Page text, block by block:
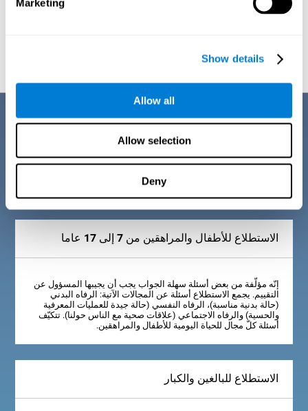
Marketing
Show details
Allow all
Allow selection
Deny
أنّ الشخص له صعوبات لإجراء القراءة ويحتاج إلى خطة عمل مناسب
وصف استبيان المعايير التشخيصية
في حياتنا اليومية نستعمل القراءة باستمرار، عندما نشتري أو نعمل أو نتمتّع
من كتاب. لذلك، إنّه مهمّ أن نراجع أي ضعف لهذه المنطقة المعرفية وبعض
المميزات والإشارات. تشير هذه الإشارات إلى معلومات مهمّة عن حالة
الشخص المعرفية. لذلك، الخطوة الاولى لمجموعة تقييم فهم القراءة
لكوجنيفيت (CAB-RC) هي استطلاع حول الرفاه البدني، العقلي والاجتماعي
بحسب عمر المستخدم.
الاستطلاع للأطفال والمراهقين من 7 إلى 17 عاما
إنّه مؤلّفة من بعض أسئلة سهلة الجواب يجب أن يجيبها المسؤول عن
التقييم. يجمع الاستطلاع أسئلة عن المجالات الآتية: الرفاه البدني
(حالة بدنية مناسبة)، الرفاه النفسي (حالة جيدة للعمليات المعرفية
والحسية) والرفاه الاجتماعي (علاقات صحية مع الناس حولنا). تتكيّف
أسئلة كلّ مجال للحياة اليومية للأطفال والمراهقين.
الاستطلاع للبالغين والكبار